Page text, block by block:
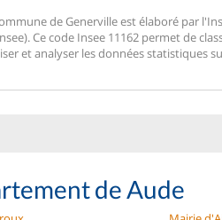
de Generville est élaboré par
Ce code Insee 11162 permet de
et analyser les données statistiques
de Aude